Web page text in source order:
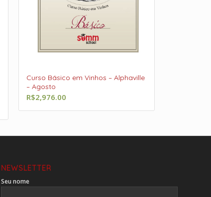
Curso Básico em Vinhos – Alphaville
– Agosto
R$2,976.00
NEWSLETTER
Seu nome